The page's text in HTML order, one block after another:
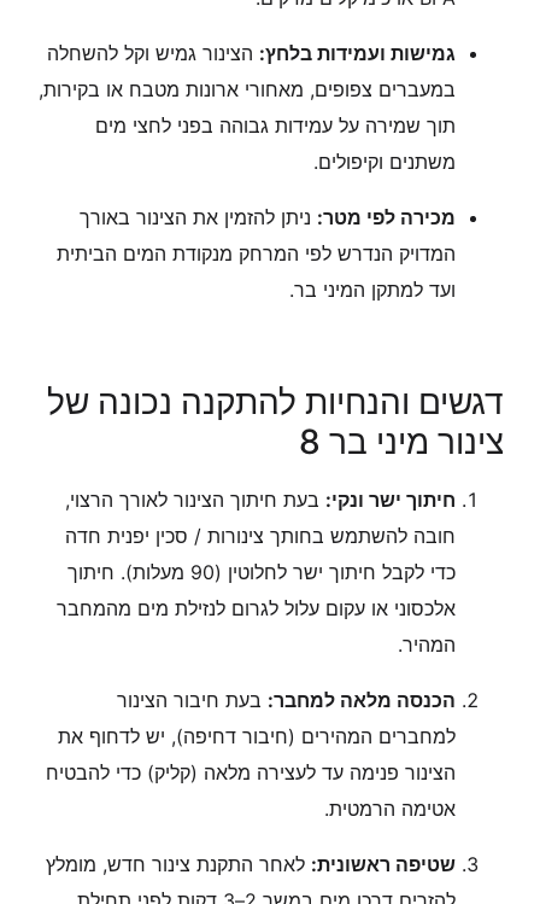
גמישות ועמידות בלחץ: הצינור גמיש וקל להשחלה
במעברים צפופים, מאחורי ארונות מטבח או בקירות,
תוך שמירה על עמידות גבוהה בפני לחצי מים
משתנים וקיפולים.
מכירה לפי מטר: ניתן להזמין את הצינור באורך
המדויק הנדרש לפי המרחק מנקודת המים הביתית
ועד למתקן המיני בר.
דגשים והנחיות להתקנה נכונה של
צינור מיני בר 8
חיתוך ישר ונקי: בעת חיתוך הצינור לאורך הרצוי,
חובה להשתמש בחותך צינורות / סכין יפנית חדה
כדי לקבל חיתוך ישר לחלוטין (90 מעלות). חיתוך
אלכסוני או עקום עלול לגרום לנזילת מים מהמחבר
המהיר.
הכנסה מלאה למחבר: בעת חיבור הצינור
למחברים המהירים (חיבור דחיפה), יש לדחוף את
הצינור פנימה עד לעצירה מלאה (קליק) כדי להבטיח
אטימה הרמטית.
שטיפה ראשונית: לאחר התקנת צינור חדש, מומלץ